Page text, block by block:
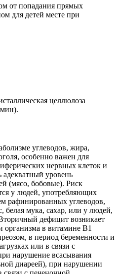
от попадания прямых
для детей месте при
целлюлоза
углеводов, жира,
особенно важен для
нервных клеток и
уровень
(мясо, бобовые). Риск
у людей, употребляющих
рафинированных углеводов,
мука, сахар, или у людей,
дефицит возникает
организма в витамине В1
в период беременности и
или в связи с
нарушение всасывания
диареей), при нарушении